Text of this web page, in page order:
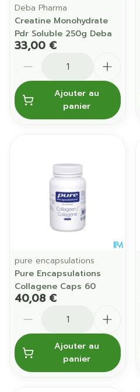
Deba Pharma
Creatine Monohydrate
Pdr Soluble 250g Deba
33,00 €
Ajouter au
panier
pure encapsulations
Pure Encapsulations
Collagene Caps 60
40,08 €
Ajouter au
panier